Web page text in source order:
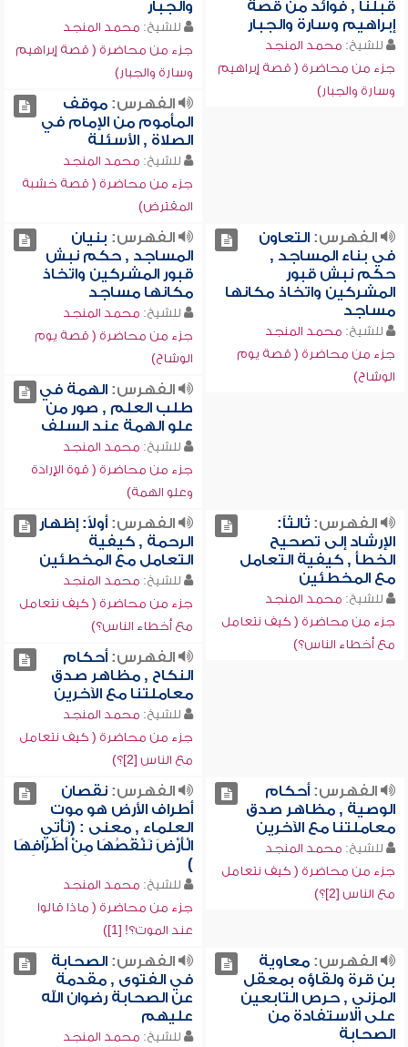
قبلنا , فوائد من قصة
إبراهيم وسارة والجبار
للشيخ: محمد المنجد
جزء من محاضرة ( قصة إبراهيم
وسارة والجبار)
والجبار
للشيخ: محمد المنجد
جزء من محاضرة ( قصة إبراهيم
وسارة والجبار)
الفهرس:موقف
المأموم من الإمام في
الصلاة , الأسئلة
للشيخ: محمد المنجد
جزء من محاضرة ( قصة خشبة
المقترض)
الفهرس:التعاون
في بناء المساجد ,
حكم نبش قبور
المشركين واتخاذ مكانها
مساجد
للشيخ: محمد المنجد
جزء من محاضرة ( قصة يوم
الوشاح)
الفهرس: بنيان
المساجد , حكم نبش
قبور المشركين واتخاذ
مكانها مساجد
للشيخ: محمد المنجد
جزء من محاضرة ( قصة يوم
الوشاح)
الفهرس:الهمة في
طلب العلم , صور من
علو الهمة عند السلف
للشيخ: محمد المنجد
جزء من محاضرة ( قوة الإرادة
وعلو الهمة)
الفهرس:ثالثاً:
الإرشاد إلى تصحيح
الخطأ , كيفية التعامل
مع المخطئين
للشيخ: محمد المنجد
جزء من محاضرة ( كيف نتعامل
مع أخطاء الناس؟)
الفهرس:أولاً: إظهار
الرحمة , كيفية
التعامل مع المخطئين
للشيخ: محمد المنجد
جزء من محاضرة ( كيف نتعامل
مع أخطاء الناس؟)
الفهرس:أحكام
النكاح , مظاهر صدق
معاملتنا مع الآخرين
للشيخ: محمد المنجد
جزء من محاضرة ( كيف نتعامل
مع الناس [2]؟)
الفهرس:أحكام
الوصية , مظاهر صدق
معاملتنا مع الآخرين
للشيخ: محمد المنجد
جزء من محاضرة ( كيف نتعامل
مع الناس [2]؟)
الفهرس:نقصان
أطراف الأرض هو موت
العلماء , معنى : (نَأْتِي
الْأَرْضَ نَنْقُصُهَا مِنْ أَطْرَافِهَا
)
للشيخ: محمد المنجد
جزء من محاضرة ( ماذا قالوا
عند الموت؟! [1])
الفهرس:معاوية
بن قرة ولقاؤه بمعقل
المزني , حرص التابعين
على الاستفادة من
الصحابة
الفهرس:الصحابة
في الفتوى , مقدمة
عن الصحابة رضوان الله
عليهم
للشيخ: محمد المنجد